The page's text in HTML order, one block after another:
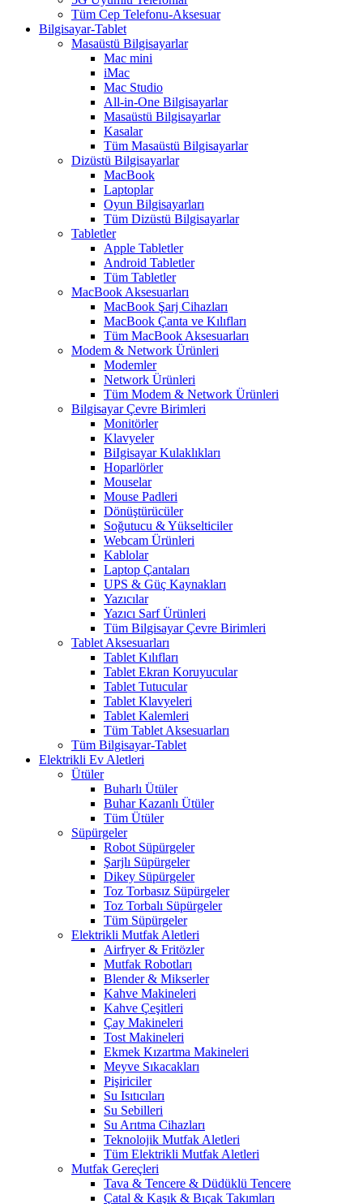
Tüm Cep Telefonu-Aksesuar
Bilgisayar-Tablet
Masaüstü Bilgisayarlar
Mac mini
iMac
Mac Studio
All-in-One Bilgisayarlar
Masaüstü Bilgisayarlar
Kasalar
Tüm Masaüstü Bilgisayarlar
Dizüstü Bilgisayarlar
MacBook
Laptoplar
Oyun Bilgisayarları
Tüm Dizüstü Bilgisayarlar
Tabletler
Apple Tabletler
Android Tabletler
Tüm Tabletler
MacBook Aksesuarları
MacBook Şarj Cihazları
MacBook Çanta ve Kılıfları
Tüm MacBook Aksesuarları
Modem & Network Ürünleri
Modemler
Network Ürünleri
Tüm Modem & Network Ürünleri
Bilgisayar Çevre Birimleri
Monitörler
Klavyeler
BiIgisayar Kulaklıkları
Hoparlörler
Mouselar
Mouse Padleri
Dönüştürücüler
Soğutucu & Yükselticiler
Webcam Ürünleri
Kablolar
Laptop Çantaları
UPS & Güç Kaynakları
Yazıcılar
Yazıcı Sarf Ürünleri
Tüm Bilgisayar Çevre Birimleri
Tablet Aksesuarları
Tablet Kılıfları
Tablet Ekran Koruyucular
Tablet Tutucular
Tablet Klavyeleri
Tablet Kalemleri
Tüm Tablet Aksesuarları
Tüm Bilgisayar-Tablet
Elektrikli Ev Aletleri
Ütüler
Buharlı Ütüler
Buhar Kazanlı Ütüler
Tüm Ütüler
Süpürgeler
Robot Süpürgeler
Şarjlı Süpürgeler
Dikey Süpürgeler
Toz Torbasız Süpürgeler
Toz Torbalı Süpürgeler
Tüm Süpürgeler
Elektrikli Mutfak Aletleri
Airfryer & Fritözler
Mutfak Robotları
Blender & Mikserler
Kahve Makineleri
Kahve Çeşitleri
Çay Makineleri
Tost Makineleri
Ekmek Kızartma Makineleri
Meyve Sıkacakları
Pişiriciler
Su Isıtıcıları
Su Sebilleri
Su Arıtma Cihazları
Teknolojik Mutfak Aletleri
Tüm Elektrikli Mutfak Aletleri
Mutfak Gereçleri
Tava & Tencere & Düdüklü Tencere
Çatal & Kaşık & Bıçak Takımları